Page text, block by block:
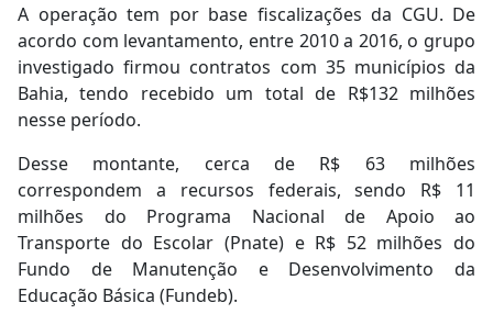
A operação tem por base fiscalizações da CGU. De
acordo com levantamento, entre 2010 a 2016, o grupo
investigado firmou contratos com 35 municípios da
Bahia, tendo recebido um total de R$132 milhões
nesse período.
Desse montante, cerca de R$ 63 milhões
correspondem a recursos federais, sendo R$ 11
milhões do Programa Nacional de Apoio ao
Transporte do Escolar (Pnate) e R$ 52 milhões do
Fundo de Manutenção e Desenvolvimento da
Educação Básica (Fundeb).